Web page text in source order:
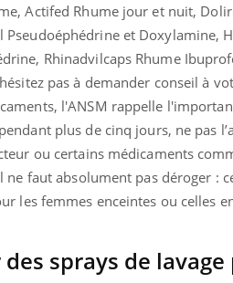
Actifed Rhume jour et nuit,
Pseudoéphédrine et Doxylamine,
Rhinadvilcaps Rhume
pas à demander conseil à
l'ANSM rappelle
plus de cinq jours, ne pas
ou certains médicaments
ne faut absolument pas déroger :
les femmes enceintes ou celles
sprays de
pour Youtube
Insuline &
osait en